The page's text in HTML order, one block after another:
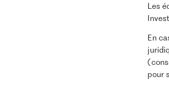
Les
En
pour